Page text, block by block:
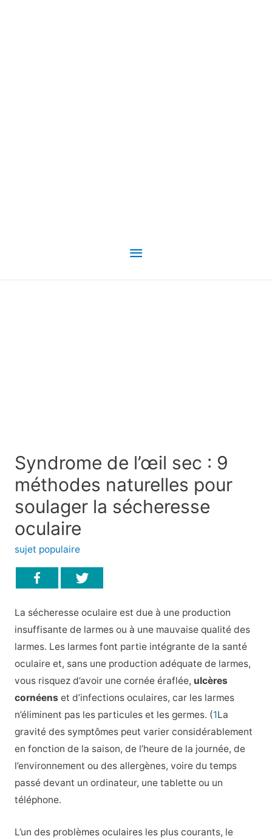
Menu
Syndrome de l’œil sec : 9
méthodes naturelles pour
soulager la sécheresse
oculaire
sujet populaire
La sécheresse oculaire est due à une production
insuffisante de larmes ou à une mauvaise qualité des
larmes. Les larmes font partie intégrante de la santé
oculaire et, sans une production adéquate de larmes,
vous risquez d’avoir une cornée éraflée, ulcères
cornéens et d’infections oculaires, car les larmes
n’éliminent pas les particules et les germes. (1La
gravité des symptômes peut varier considérablement
en fonction de la saison, de l’heure de la journée, de
l’environnement ou des allergènes, voire du temps
passé devant un ordinateur, une tablette ou un
téléphone.
L’un des problèmes oculaires les plus courants, le